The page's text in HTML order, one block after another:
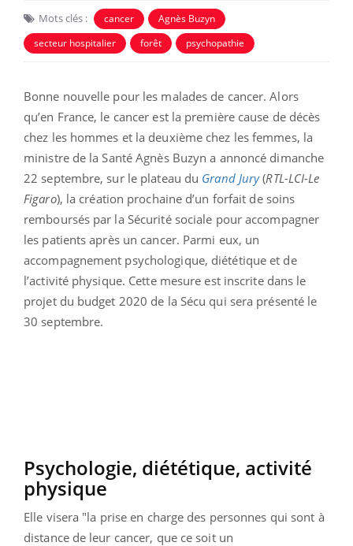
Mots clés : cancer
Agnès Buzyn
secteur hospitalier
forêt psychopathie
Bonne nouvelle pour les malades de cancer. Alors
qu’en France, le cancer est la première cause de décès
chez les hommes et la deuxième chez les femmes, la
ministre de la Santé Agnès Buzyn a annoncé dimanche
22 septembre, sur le plateau du Grand Jury(RTL-LCI-Le
Figaro), la création prochaine d’un forfait de soins
remboursés par la Sécurité sociale pour accompagner
les patients après un cancer. Parmi eux, un
accompagnement psychologique, diététique et de
l’activité physique. Cette mesure est inscrite dans le
projet du budget 2020 de la Sécu qui sera présenté le
30 septembre.
Psychologie, diététique, activité
physique
Elle visera "la prise en charge des personnes qui sont à
distance de leur cancer, que ce soit un